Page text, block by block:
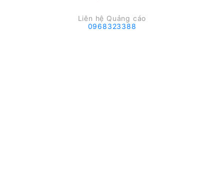
Liên hệ Quảng cáo
0968323388